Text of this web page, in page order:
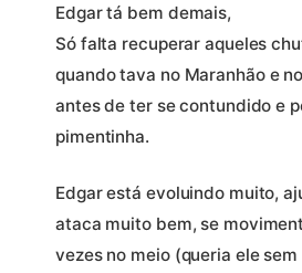
Edgar tá bem demais,
Só falta recuperar aqueles
quando tava no Maranhão e
antes de ter se contundido e
pimentinha.
Edgar está evoluindo muito,
ataca muito bem, se
vezes no meio (queria ele